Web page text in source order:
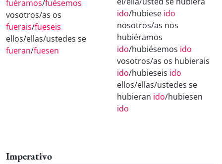
fuéramos/fuésemos
vosotros/as os
fuerais/fueseis
ellos/ellas/ustedes se
fueran/fuesen
ido/hubiese ido
nosotros/as nos
hubiéramos
ido/hubiésemos ido
vosotros/as os hubierais
ido/hubieseis ido
ellos/ellas/ustedes se
hubieran ido/hubiesen
ido
Imperativo